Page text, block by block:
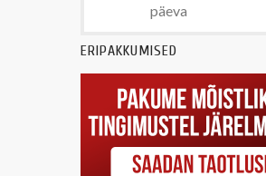
päeva
ERIPAKKUMISED